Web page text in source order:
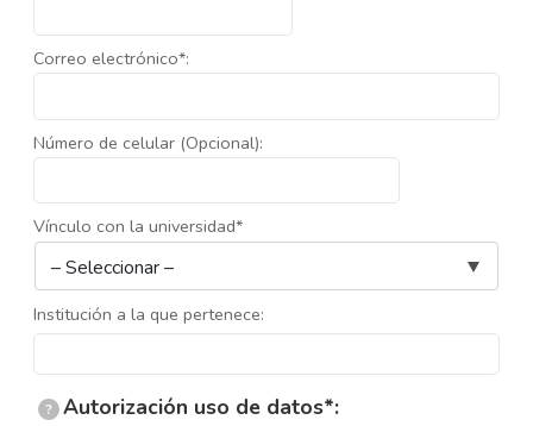
Correo electrónico*:
Número de celular (Opcional):
Vínculo con la universidad*
Institución a la que pertenece:
? Autorización uso de datos*: